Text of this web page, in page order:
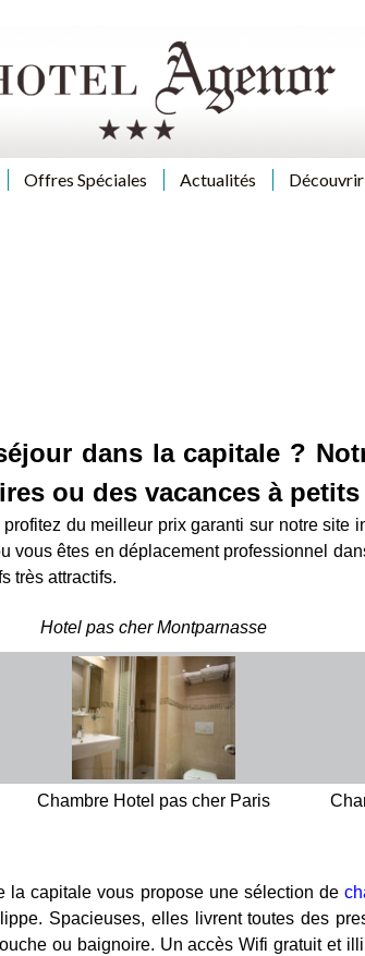
Offres Spéciales Actualités
dans la capitale ?
ou des vacances à
du meilleur prix garanti sur notre
êtes en déplacement professionnel
très attractifs.
Hotel pas cher Montparnasse
Chambre Hotel pas cher Paris
la capitale vous propose une sélection de
Spacieuses, elles livrent toutes des
ou baignoire. Un accès Wifi gratuit et